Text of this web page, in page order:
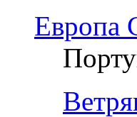
Европа